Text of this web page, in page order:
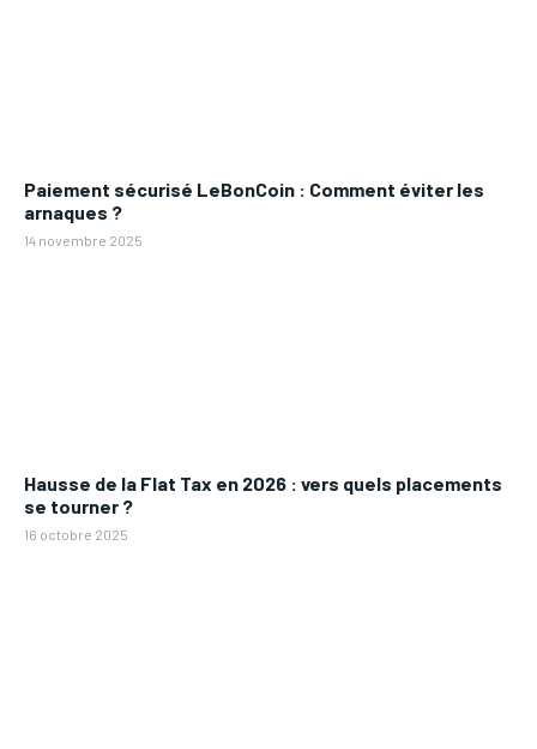
Paiement sécurisé LeBonCoin : Comment éviter les
arnaques ?
14 novembre 2025
Hausse de la Flat Tax en 2026 : vers quels placements
se tourner ?
16 octobre 2025